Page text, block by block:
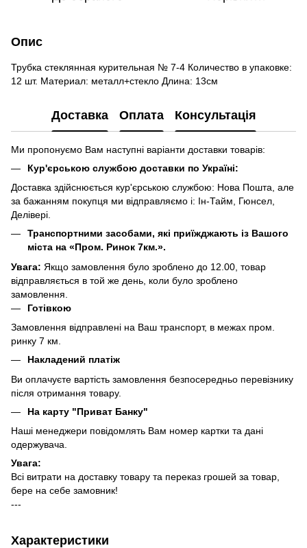
Опис
Трубка стеклянная курительная № 7-4 Количество в упаковке:
12 шт. Материал: металл+стекло Длина: 13см
Доставка Оплата Консультація
Ми пропонуємо Вам наступні варіанти доставки товарів:
Кур'єрською службою доставки по Україні:
Доставка здійснюється кур'єрською службою: Нова Пошта, але
за бажанням покупця ми відправляємо і: Ін-Тайм, Гюнсел,
Делівері.
Транспортними засобами, які приїжджають із Вашого
міста на «Пром. Ринок 7км.».
Увага: Якщо замовлення було зроблено до 12.00, товар
відправляється в той же день, коли було зроблено
замовлення.
Готівкою
Замовлення відправлені на Ваш транспорт, в межах пром.
ринку 7 км.
Накладений платіж
Ви оплачуєте вартість замовлення безпосередньо перевізнику
після отримання товару.
На карту "Приват Банку"
Наші менеджери повідомлять Вам номер картки та дані
одержувача.
Увага:
Всі витрати на доставку товару та переказ грошей за товар,
бере на себе замовник!
---
Характеристики